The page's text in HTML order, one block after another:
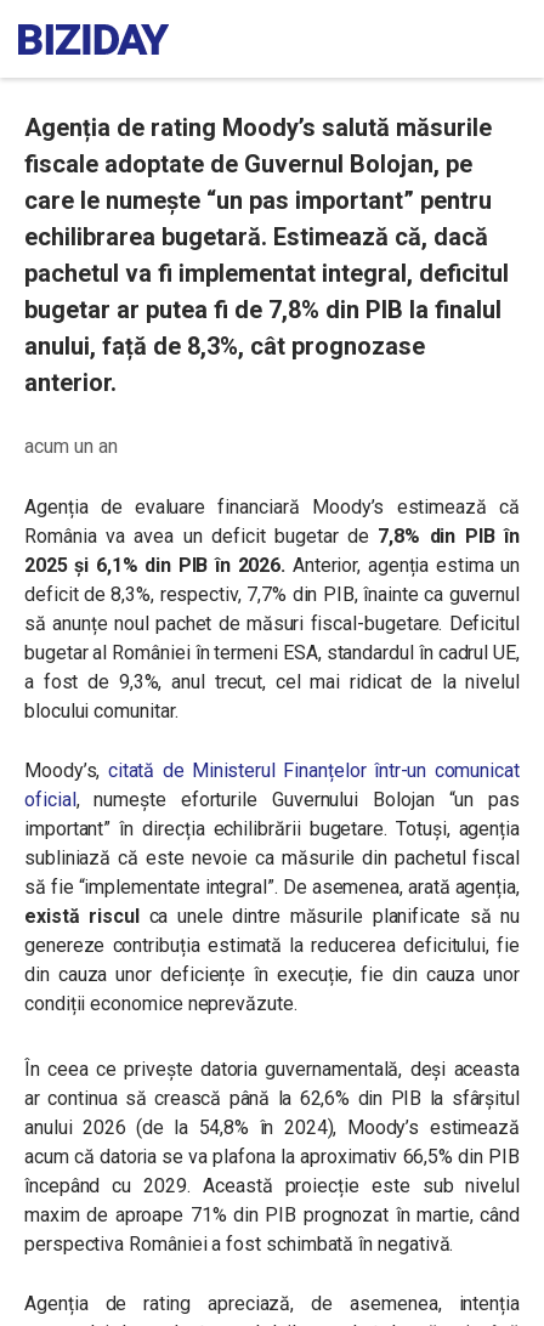
Agenția de rating Moody’s salută măsurile
fiscale adoptate de Guvernul Bolojan, pe
care le numește “un pas important” pentru
echilibrarea bugetară. Estimează că, dacă
pachetul va fi implementat integral, deficitul
bugetar ar putea fi de 7,8% din PIB la finalul
anului, față de 8,3%, cât prognozase
anterior.
acum un an
Agenția de evaluare financiară Moody’s estimează că
România va avea un deficit bugetar de 7,8% din PIB în
2025 și 6,1% din PIB în 2026. Anterior, agenția estima un
deficit de 8,3%, respectiv, 7,7% din PIB, înainte ca guvernul
să anunțe noul pachet de măsuri fiscal-bugetare. Deficitul
bugetar al României în termeni ESA, standardul în cadrul UE,
a fost de 9,3%, anul trecut, cel mai ridicat de la nivelul
blocului comunitar.
Moody’s, citată de Ministerul Finanțelor într-un comunicat
oficial, numește eforturile Guvernului Bolojan “un pas
important” în direcția echilibrării bugetare. Totuși, agenția
subliniază că este nevoie ca măsurile din pachetul fiscal
să fie “implementate integral”. De asemenea, arată agenția,
există risculca unele dintre măsurile planificate să nu
genereze contribuția estimată la reducerea deficitului, fie
din cauza unor deficiențe în execuție, fie din cauza unor
condiții economice neprevăzute.
În ceea ce privește datoria guvernamentală, deși aceasta
ar continua să crească până la 62,6% din PIB la sfârșitul
anului 2026 (de la 54,8% în 2024), Moody’s estimează
acum că datoria se va plafona la aproximativ 66,5% din PIB
începând cu 2029. Această proiecție este sub nivelul
maxim de aproape 71% din PIB prognozat în martie, când
perspectiva României a fost schimbată în negativă.
Agenția de rating apreciază, de asemenea, intenția